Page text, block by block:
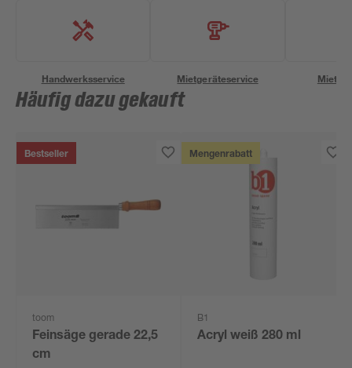
Handwerksservice Mietgeräteservice
Häufig dazu gekauft
Bestseller
toom
Feinsäge gerade 22,5
cm
Mengenrabatt
B1
Acryl weiß 280 ml